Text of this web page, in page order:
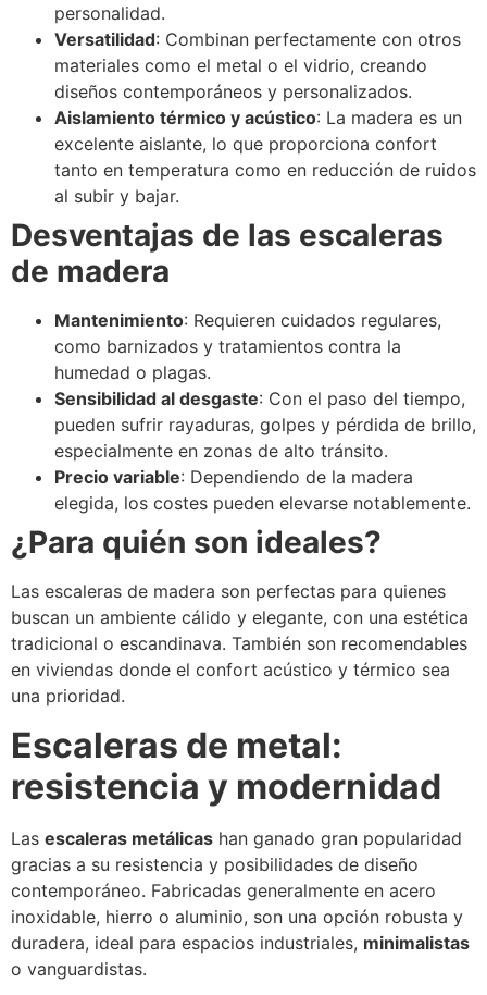
personalidad.
Versatilidad: Combinan perfectamente con otros
materiales como el metal o el vidrio, creando
diseños contemporáneos y personalizados.
Aislamiento térmico y acústico: La madera es un
excelente aislante, lo que proporciona confort
tanto en temperatura como en reducción de ruidos
al subir y bajar.
Desventajas de las escaleras
de madera
Mantenimiento: Requieren cuidados regulares,
como barnizados y tratamientos contra la
humedad o plagas.
Sensibilidad al desgaste: Con el paso del tiempo,
pueden sufrir rayaduras, golpes y pérdida de brillo,
especialmente en zonas de alto tránsito.
Precio variable: Dependiendo de la madera
elegida, los costes pueden elevarse notablemente.
¿Para quién son ideales?
Las escaleras de madera son perfectas para quienes
buscan un ambiente cálido y elegante, con una estética
tradicional o escandinava. También son recomendables
en viviendas donde el confort acústico y térmico sea
una prioridad.
Escaleras de metal:
resistencia y modernidad
Las escaleras metálicas han ganado gran popularidad
gracias a su resistencia y posibilidades de diseño
contemporáneo. Fabricadas generalmente en acero
inoxidable, hierro o aluminio, son una opción robusta y
duradera, ideal para espacios industriales, minimalistas
o vanguardistas.